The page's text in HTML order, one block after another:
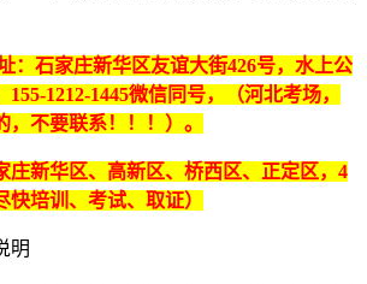
：石家庄新华区友谊大街426号，水上公
1212-1445微信同号，（河北考场，
不要联系！！！）。
庄新华区、高新区、桥西区、正定区，4
培训、考试、取证）
明